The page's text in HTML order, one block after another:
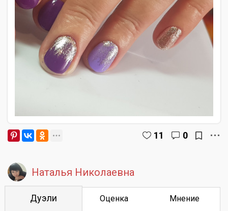
11 0
Наталья Николаевна
Дуэли Оценка Мнение